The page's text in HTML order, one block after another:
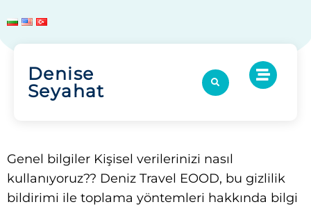
Denise
Seyahat
Genel bilgiler Kişisel verilerinizi nasıl
kullanıyoruz?? Deniz Travel EOOD, bu gizlilik
bildirimi ile toplama yöntemleri hakkında bilgi